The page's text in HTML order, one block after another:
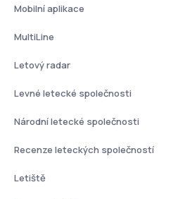
Mobilní aplikace
MultiLine
Letový radar
Levné letecké společnosti
Národní letecké společnosti
Recenze leteckých společností
Letiště